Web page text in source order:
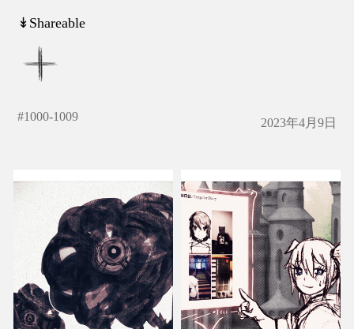
↡Shareable
#1000-1009 2023年4月9日